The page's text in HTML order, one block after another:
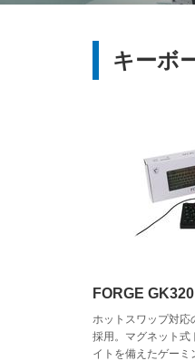
キーボ
FORGE
ホットスワップ対応
採用。マグネット式
イトを備えたゲーミ